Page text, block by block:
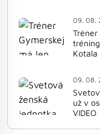
09. 08.
Kotala
09. 08.
už v
VIDEO